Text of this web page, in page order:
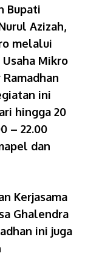
Bupati
Azizah,
melalui
Usaha Mikro
ini
hingga 20
– 22.00
dan
Kerjasama
Ghalendra
ini juga